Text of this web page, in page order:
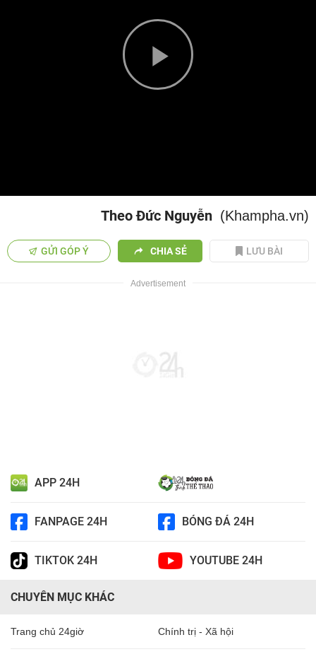
Play
Theo Đức Nguyễn (Khampha.vn)
GỬI GÓP Ý CHIA SẺ LƯU BÀI
APP 24H
FANPAGE 24H BÓNG ĐÁ 24H
TIKTOK 24H YOUTUBE 24H
CHUYÊN MỤC KHÁC
Trang chủ 24giờ Chính trị - Xã hội